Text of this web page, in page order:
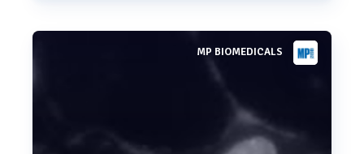
Voir plusMP BIOMEDICALS